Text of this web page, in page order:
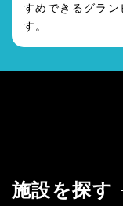
すめできるグラン
す。
施設を探す